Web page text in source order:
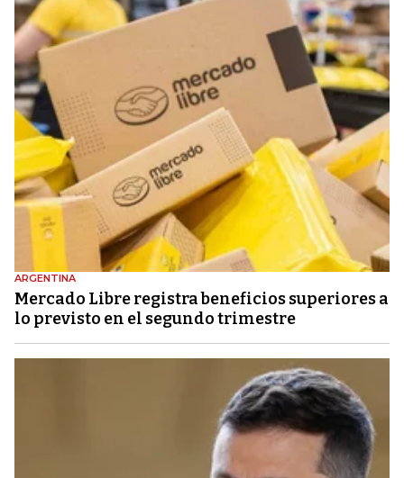
ARGENTINA
Mercado Libre registra beneficios superiores a
lo previsto en el segundo trimestre